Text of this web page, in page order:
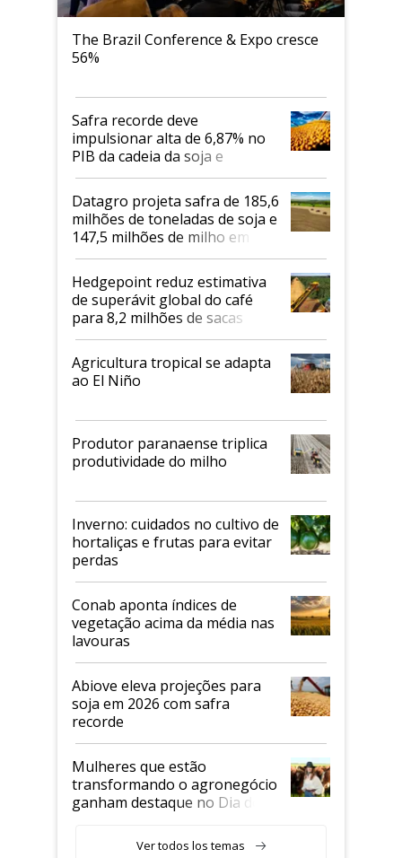
The Brazil Conference & Expo cresce
56%
Safra recorde deve
impulsionar alta de 6,87% no
PIB da cadeia da soja e
biodiesel em 2026
Datagro projeta safra de 185,6
milhões de toneladas de soja e
147,5 milhões de milho em
2026/27
Hedgepoint reduz estimativa
de superávit global do café
para 8,2 milhões de sacas
Agricultura tropical se adapta
ao El Niño
Produtor paranaense triplica
produtividade do milho
Inverno: cuidados no cultivo de
hortaliças e frutas para evitar
perdas
Conab aponta índices de
vegetação acima da média nas
lavouras
Abiove eleva projeções para
soja em 2026 com safra
recorde
Mulheres que estão
transformando o agronegócio
ganham destaque no Dia do
Ver todos los temas